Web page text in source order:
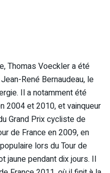
Thomas Voeckler a été
René Bernaudeau, le
Il a notamment été
2004 et 2010, et vainqueur
Grand Prix cycliste de
de France en 2009, en
lors du Tour de
jaune pendant dix jours. Il